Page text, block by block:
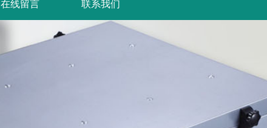
在线留言 联系我们